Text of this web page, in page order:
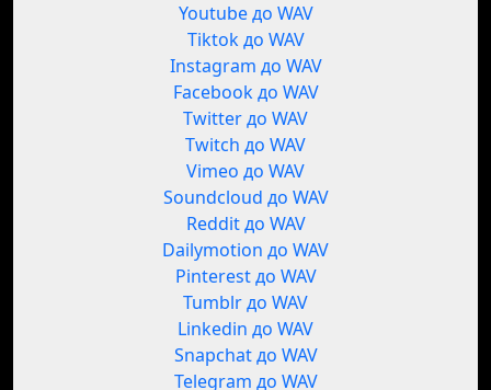
Youtube до WAV
Tiktok до WAV
Instagram до WAV
Facebook до WAV
Twitter до WAV
Twitch до WAV
Vimeo до WAV
Soundcloud до WAV
Reddit до WAV
Dailymotion до WAV
Pinterest до WAV
Tumblr до WAV
Linkedin до WAV
Snapchat до WAV
Telegram до WAV